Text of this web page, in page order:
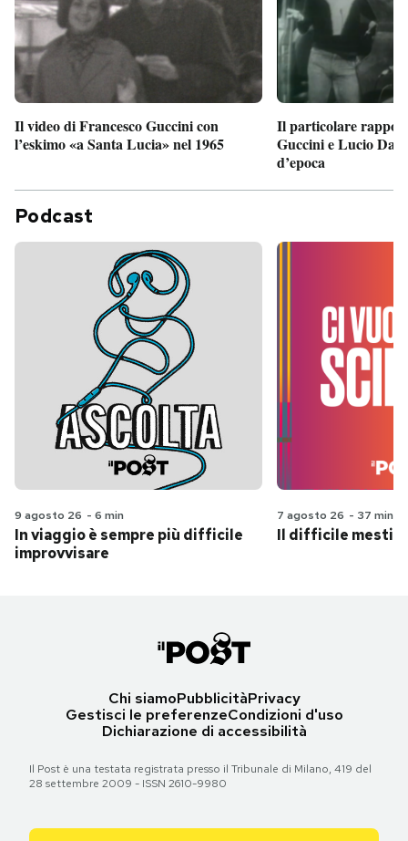
Il video di Francesco Guccini con
l’eskimo «a Santa Lucia» nel 1965
Il particolare
Guccini e Lucio
d’epoca
Podcast
9 agosto 26 - 6 min
In viaggio è sempre più difficile
improvvisare
7 agosto 26 - 37 min
Il difficile
Chi siamoPubblicitàPrivacy
Gestisci le preferenzeCondizioni d'uso
Dichiarazione di accessibilità
Il Post è una testata registrata presso il Tribunale di Milano, 419 del
28 settembre 2009 - ISSN 2610-9980